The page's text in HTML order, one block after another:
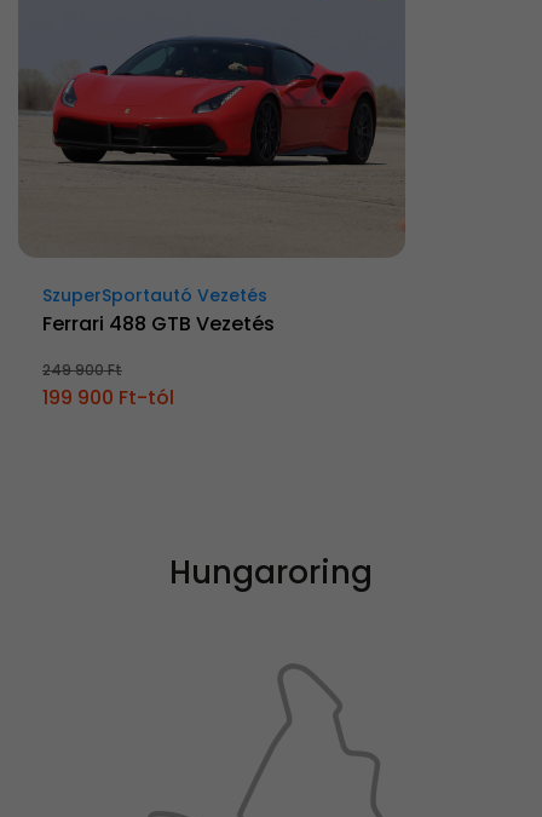
Hungaroring
SzuperSportautó Vezetés
Ferrari 488 GTB Vezetés
249 900 Ft
199 900 Ft-tól